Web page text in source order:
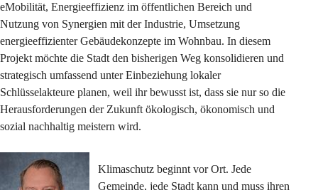
eMobilität, Energieeffizienz im öffentlichen Bereich und
Nutzung von Synergien mit der Industrie, Umsetzung
energieeffizienter Gebäudekonzepte im Wohnbau. In diesem
Projekt möchte die Stadt den bisherigen Weg konsolidieren und
strategisch umfassend unter Einbeziehung lokaler
Schlüsselakteure planen, weil ihr bewusst ist, dass sie nur so die
Herausforderungen der Zukunft ökologisch, ökonomisch und
sozial nachhaltig meistern wird.
Klimaschutz beginnt vor Ort. Jede
Gemeinde, jede Stadt kann und muss ihren